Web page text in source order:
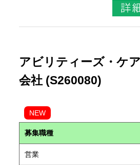
アビリティーズ・ケ
会社 (S260080)
NEW
募集職種
営業